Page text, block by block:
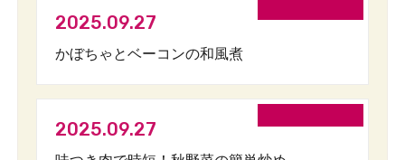
2025.09.27
かぼちゃとベーコンの和風煮
2025.09.27